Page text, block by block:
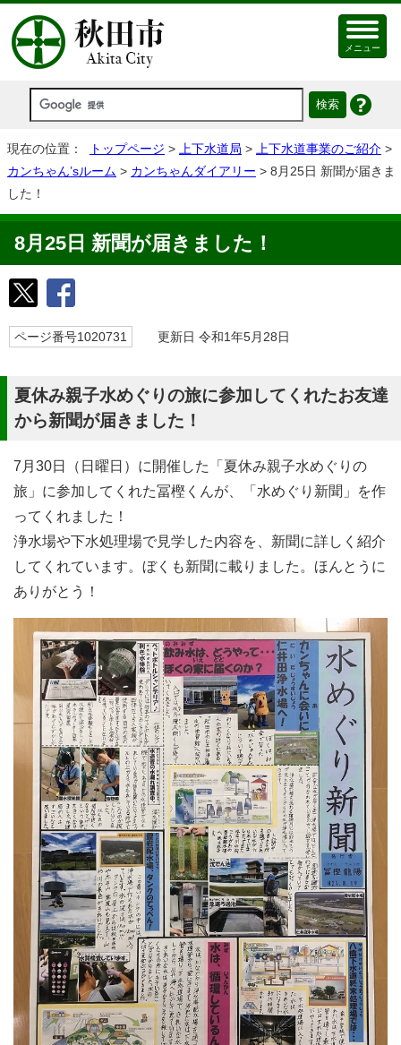
メニュー
現在の位置： トップページ > 上下水道局 > 上下水道事業のご紹介 >
カンちゃん’sルーム > カンちゃんダイアリー > 8月25日 新聞が届きま
した！
8月25日 新聞が届きました！
ページ番号1020731 更新日 令和1年5月28日
夏休み親子水めぐりの旅に参加してくれたお友達
から新聞が届きました！
7月30日（日曜日）に開催した「夏休み親子水めぐりの
旅」に参加してくれた冨樫くんが、「水めぐり新聞」を作
ってくれました！
浄水場や下水処理場で見学した内容を、新聞に詳しく紹介
してくれています。ぼくも新聞に載りました。ほんとうに
ありがとう！